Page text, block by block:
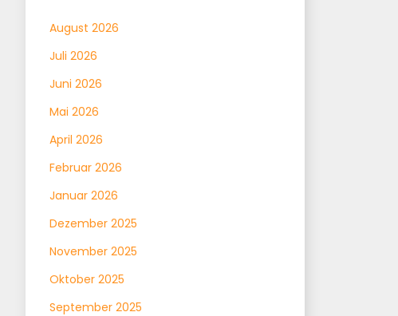
August 2026
Juli 2026
Juni 2026
Mai 2026
April 2026
Februar 2026
Januar 2026
Dezember 2025
November 2025
Oktober 2025
September 2025